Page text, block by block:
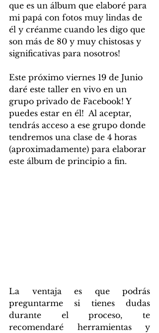
que es un álbum que elaboré para
mi papá con fotos muy lindas de
él y créanme cuando les digo que
son más de 80 y muy chistosas y
significativas para nosotros!
Este próximo viernes 19 de Junio
daré este taller en vivo en un
grupo privado de Facebook! Y
puedes estar en él!  Al aceptar,
tendrás acceso a ese grupo donde
tendremos una clase de 4 horas
(aproximadamente) para elaborar
este álbum de principio a fin.
La ventaja es que podrás
preguntarme si tienes dudas
durante el proceso, te
recomendaré herramientas y